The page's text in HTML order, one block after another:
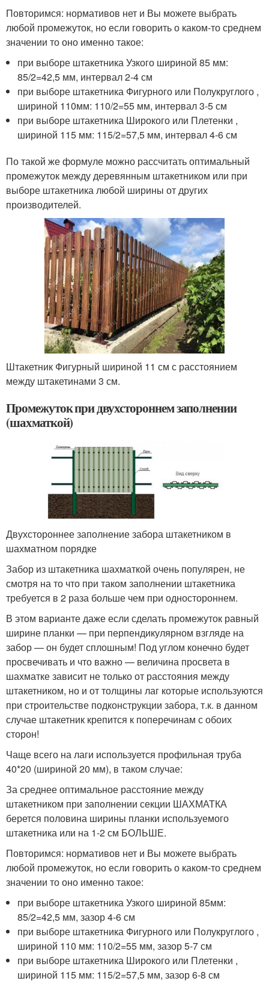
Повторимся: нормативов нет и Вы можете выбрать
любой промежуток, но если говорить о каком-то среднем
значении то оно именно такое:
при выборе штакетника Узкого шириной 85 мм:
85/2=42,5 мм, интервал 2-4 см
при выборе штакетника Фигурного или Полукруглого ,
шириной 110мм: 110/2=55 мм, интервал 3-5 см
при выборе штакетника Широкого или Плетенки ,
шириной 115 мм: 115/2=57,5 мм, интервал 4-6 см
По такой же формуле можно рассчитать оптимальный
промежуток между деревянным штакетником или при
выборе штакетника любой ширины от других
производителей.
Штакетник Фигурный шириной 11 см с расстоянием
между штакетинами 3 см.
Промежуток при двухстороннем заполнении
(шахматкой)
Двухстороннее заполнение забора штакетником в
шахматном порядке
Забор из штакетника шахматкой очень популярен, не
смотря на то что при таком заполнении штакетника
требуется в 2 раза больше чем при одностороннем.
В этом варианте даже если сделать промежуток равный
ширине планки — при перпендикулярном взгляде на
забор — он будет сплошным! Под углом конечно будет
просвечивать и что важно — величина просвета в
шахматке зависит не только от расстояния между
штакетником, но и от толщины лаг которые используются
при строительстве подконструкции забора, т.к. в данном
случае штакетник крепится к поперечинам с обоих
сторон!
Чаще всего на лаги используется профильная труба
40*20 (шириной 20 мм), в таком случае:
За среднее оптимальное расстояние между
штакетником при заполнении секции ШАХМАТКА
берется половина ширины планки используемого
штакетника или на 1-2 см БОЛЬШЕ.
Повторимся: нормативов нет и Вы можете выбрать
любой промежуток, но если говорить о каком-то среднем
значении то оно именно такое:
при выборе штакетника Узкого шириной 85мм:
85/2=42,5 мм, зазор 4-6 см
при выборе штакетника Фигурного или Полукруглого ,
шириной 110 мм: 110/2=55 мм, зазор 5-7 см
при выборе штакетника Широкого или Плетенки ,
шириной 115 мм: 115/2=57,5 мм, зазор 6-8 см